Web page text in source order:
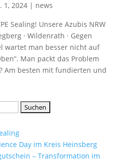
1, 2024| news
Sealing! Unsere Azubis NRW
· Wildenrath · Gegen
wartet man besser nicht auf
Man packt das Problem
Am besten mit fundierten und
Day im Kreis Heinsberg
– Transformation im